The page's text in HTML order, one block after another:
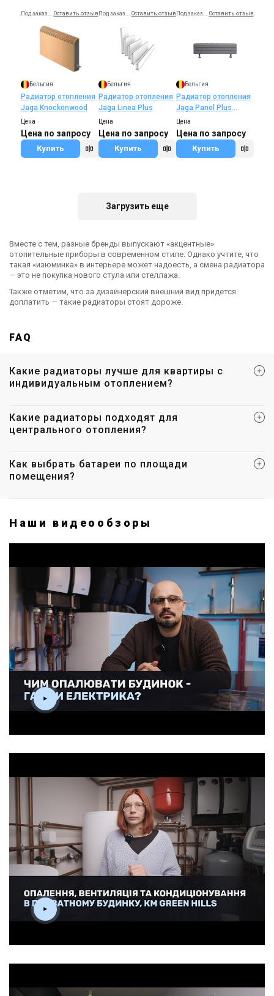
Под заказ Оставить отзыв
Бельгия
Радиатор отопления
Jaga Knockonwood
Цена
Цена по запросу
Купить
Под заказ Оставить отзыв
Бельгия
Радиатор отопления
Jaga Linea Plus
Цена
Цена по запросу
Купить
Под заказ Оставить отзыв
Бельгия
Радиатор отопления
Jaga Panel Plus
(серый)
Цена
Цена по запросу
Купить
Бельгия
Радиатор отопления
Jaga Geo
Цена по запросу
Загрузить еще
Вместе с тем, разные бренды выпускают «акцентные»
отопительные приборы в современном стиле. Однако учтите, что
такая «изюминка» в интерьере может надоесть, а смена радиатора
— это не покупка нового стула или стеллажа.
Также отметим, что за дизайнерский внешний вид придется
доплатить — такие радиаторы стоят дороже.
FAQ
Какие радиаторы лучше для квартиры с
индивидуальным отоплением?
Какие радиаторы подходят для
центрального отопления?
Как выбрать батареи по площади
помещения?
Наши видеообзоры